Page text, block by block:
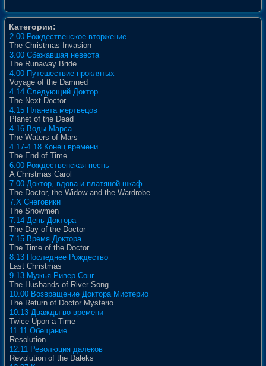
Категории:
2.00 Рождественское вторжение
The Christmas Invasion
3.00 Сбежавшая невеста
The Runaway Bride
4.00 Путешествие проклятых
Voyage of the Damned
4.14 Следующий Доктор
The Next Doctor
4.15 Планета мертвецов
Planet of the Dead
4.16 Воды Марса
The Waters of Mars
4.17-4.18 Конец времени
The End of Time
6.00 Рождественская песнь
A Christmas Carol
7.00 Доктор, вдова и платяной шкаф
The Doctor, the Widow and the Wardrobe
7.X Снеговики
The Snowmen
7.14 День Доктора
The Day of the Doctor
7.15 Время Доктора
The Time of the Doctor
8.13 Последнее Рождество
Last Christmas
9.13 Мужья Ривер Сонг
The Husbands of River Song
10.00 Возвращение Доктора Мистерио
The Return of Doctor Mysterio
10.13 Дважды во времени
Twice Upon a Time
11.11 Обещание
Resolution
12.11 Революция далеков
Revolution of the Daleks